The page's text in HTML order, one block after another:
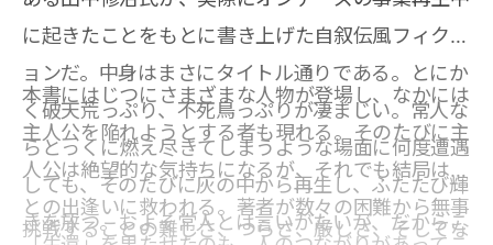
に起きたことをもとに書き上げた自叙伝風フィクシ
ョンだ。中身はまさにタイトル通りである。とにか
く破天荒っぷり、不死鳥っぷりが凄まじい。常人な
らとっくに燃え尽きてしまうような場面に何度遭遇
しても、そのたびに灰の中から再生し、ふたたび輝
きを放つ。およそ常人とは言いがたいが、だからこ
本書にはじつにさまざまな人物が登場し、なかには
主人公を陥れようとする者も現れる。そのたびに主
人公は絶望的な気持ちになるが、それでも結局は人
との出逢いに救われる。著者が数々の困難から無事
挑戦することの難しさ、つらさ、厳しさ、そしてな